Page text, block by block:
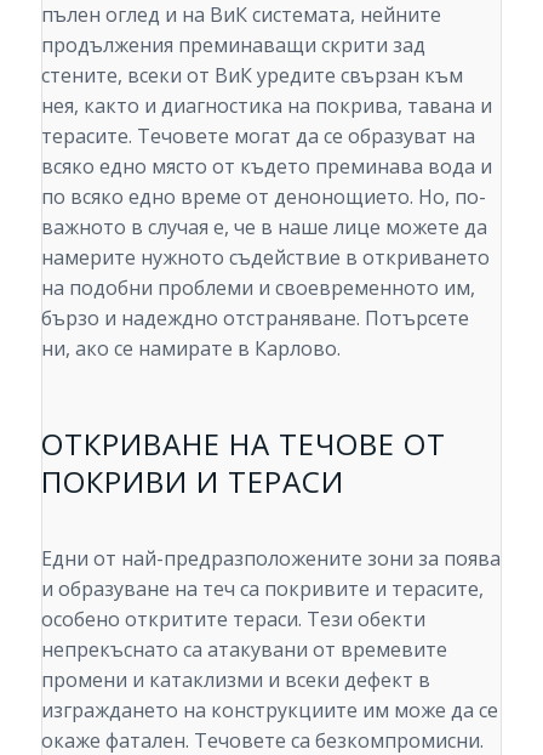
пълен оглед и на ВиК системата, нейните
продължения преминаващи скрити зад
стените, всеки от ВиК уредите свързан към
нея, както и диагностика на покрива, тавана и
терасите. Течовете могат да се образуват на
всяко едно място от където преминава вода и
по всяко едно време от денонощието. Но, по-
важното в случая е, че в наше лице можете да
намерите нужното съдействие в откриването
на подобни проблеми и своевременното им,
бързо и надеждно отстраняване. Потърсете
ни, ако се намирате в Карлово.
ОТКРИВАНЕ НА ТЕЧОВЕ ОТ
ПОКРИВИ И ТЕРАСИ
Едни от най-предразположените зони за поява
и образуване на теч са покривите и терасите,
особено откритите тераси. Тези обекти
непрекъснато са атакувани от времевите
промени и катаклизми и всеки дефект в
изграждането на конструкциите им може да се
окаже фатален. Течовете са безкомпромисни.